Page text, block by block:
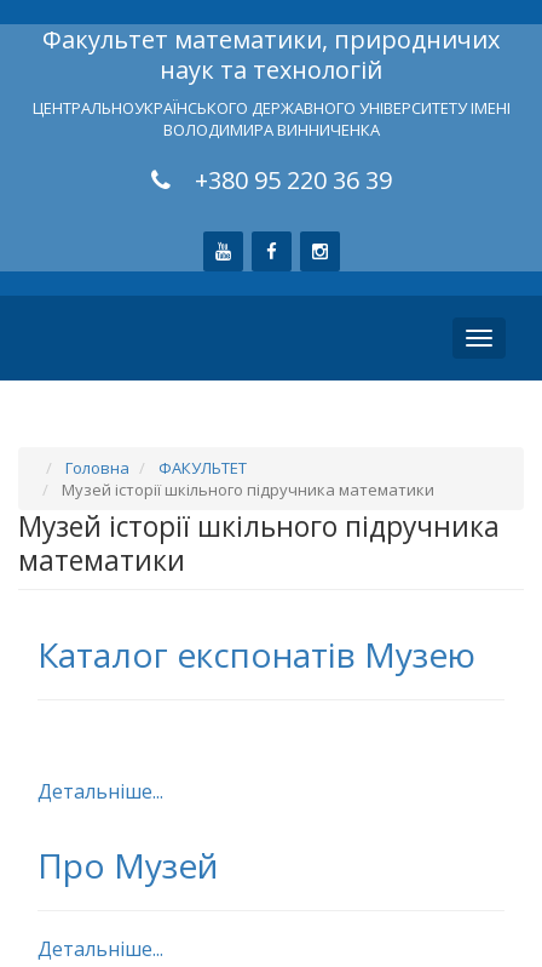
Факультет математики, природничих
наук та технологій
ЦЕНТРАЛЬНОУКРАЇНСЬКОГО ДЕРЖАВНОГО УНІВЕРСИТЕТУ ІМЕНІ
ВОЛОДИМИРА ВИННИЧЕНКА
+380 95 220 36 39
Toggle
Головна
ФАКУЛЬТЕТ
Музей історії шкільного підручника математики
Музей історії шкільного підручника
математики
Каталог експонатів Музею
Детальніше...
Про Музей
Детальніше...